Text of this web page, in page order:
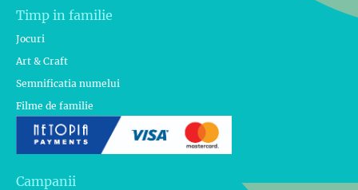
Timp in familie
Jocuri
Art & Craft
Semnificatia numelui
Filme de familie
Campanii